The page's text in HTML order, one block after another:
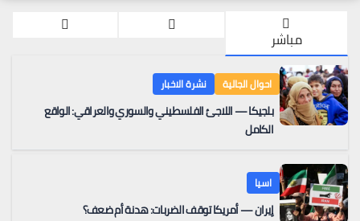
مباشر
احوال الجالية نشرة الاخبار
بلجيكا — اللاجئ الفلسطيني والسوري والعراقي: الواقع
الكامل
اسيا
إيران — أمريكا توقف الضربات: هدنة أم ضعف؟